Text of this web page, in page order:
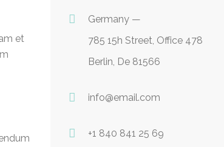
et
Germany —
785 15h Street, Office 478
Berlin, De 81566
info@email.com
+1 840 841 25 69